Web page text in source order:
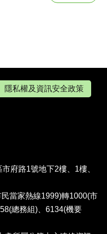
隱私權及資訊安全政策
府路1號地下2樓、1樓、
當家熱線1999)轉1000(市
總務組)、6134(機要